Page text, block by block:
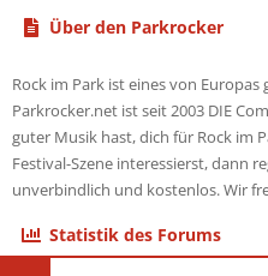
Über den Parkrocker
Rock im Park ist eines von
Parkrocker.net ist seit 2003 DIE
guter Musik hast, dich für Rock im
Festival-Szene interessierst, dann
unverbindlich und kostenlos. Wir
Statistik des Forums